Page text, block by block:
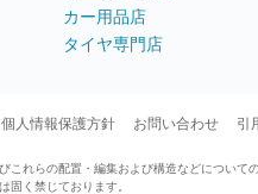
カー用品店
タイヤ専門店
個人情報保護方針 お問い合わせ 引
れらの配置・編集および構造などについて
固く禁じております。